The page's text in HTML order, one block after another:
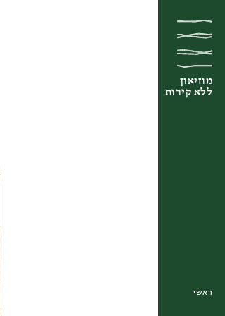
מוזיאון
ללא קירות
מוזיאון
ללא קירות
מוזיאון
ללא קירות
ראשי